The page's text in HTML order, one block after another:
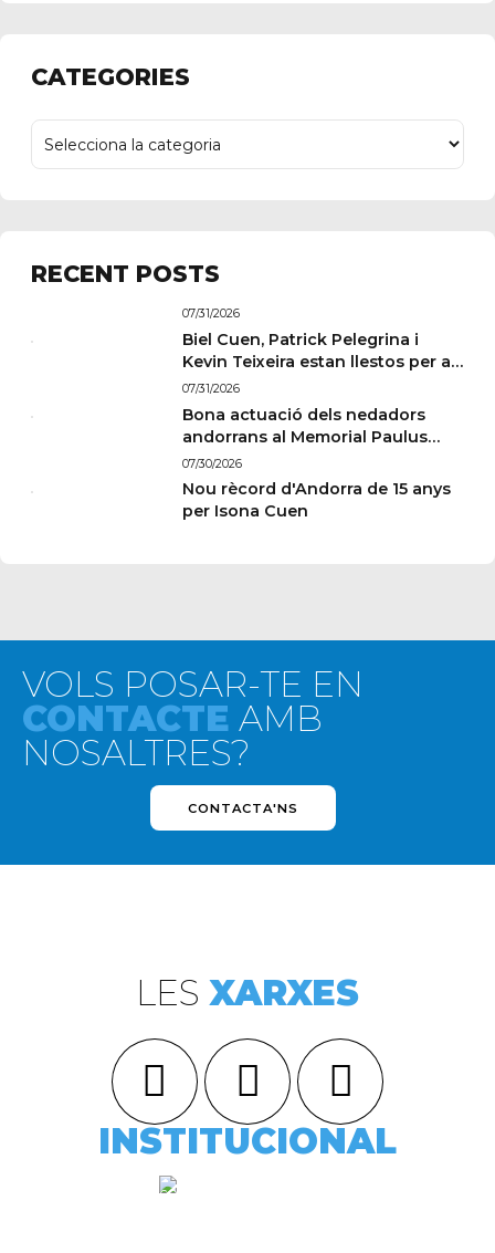
CATEGORIES
RECENT POSTS
07/31/2026
Biel Cuen, Patrick Pelegrina i
Kevin Teixeira estan llestos per a
París
07/31/2026
Bona actuació dels nedadors
andorrans al Memorial Paulus
Wildeboer de Sabadell
07/30/2026
Nou rècord d'Andorra de 15 anys
per Isona Cuen
VOLS POSAR-TE EN
CONTACTE AMB
NOSALTRES?
CONTACTA'NS
LES XARXES
INSTITUCIONAL